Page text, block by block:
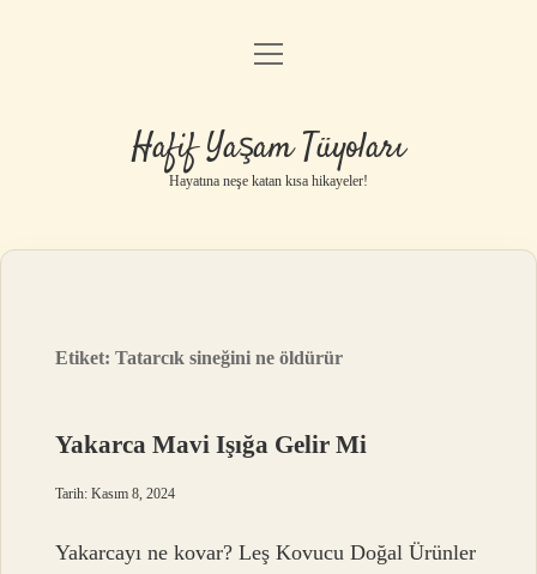
Anasayfa
Yasal Uyarı
menüyü
Hafif Yaşam Tüyoları
Hayatına neşe katan kısa hikayeler!
Etiket:Tatarcık sineğini ne öldürür
Yakarca Mavi Işığa Gelir Mi
Tarih: Kasım 8, 2024
Yakarcayı ne kovar? Leş Kovucu Doğal Ürünler